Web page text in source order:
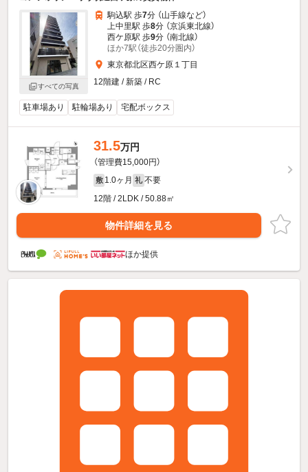
すべての写真
駒込駅 歩7分 （山手線など）
上中里駅 歩8分 （京浜東北線）
西ケ原駅 歩9分 （南北線）
ほか7駅（徒歩20分圏内）
東京都北区西ケ原１丁目
12階建 / 新築 / RC
駐車場あり 駐輪場あり 宅配ボックス
31.5万円
（管理費15,000円）
敷 1.0ヶ月 礼 不要
12階 / 2LDK / 50.88㎡
物件詳細を見る
ほか提供